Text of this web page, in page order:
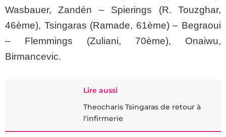
Wasbauer, Zandén – Spierings (R. Touzghar,
46ème), Tsingaras (Ramade, 61ème) – Begraoui
– Flemmings (Zuliani, 70ème), Onaiwu,
Birmancevic.
Lire aussi
Theocharis Tsingaras de retour à
l'infirmerie